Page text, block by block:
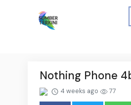
Nothing Phone
4 weeks ago 77